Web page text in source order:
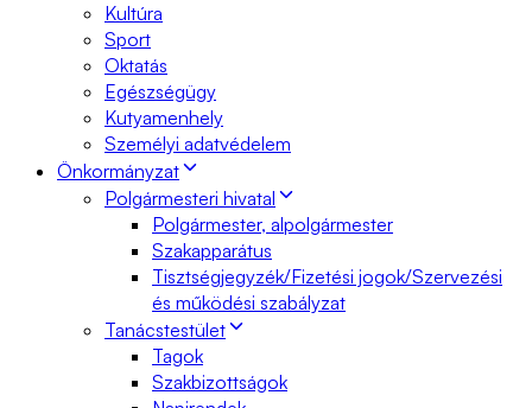
Kultúra
Sport
Oktatás
Egészségügy
Kutyamenhely
Személyi adatvédelem
Önkormányzat
Polgármesteri hivatal
Polgármester, alpolgármester
Szakapparátus
Tisztségjegyzék/Fizetési jogok/Szervezési
és működési szabályzat
Tanácstestület
Tagok
Szakbizottságok